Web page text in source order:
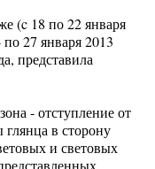
(c 18 по 22 января
27 января 2013
представила
- отступление от
в сторону
и световых